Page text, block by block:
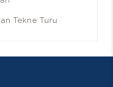
Tekne Turu